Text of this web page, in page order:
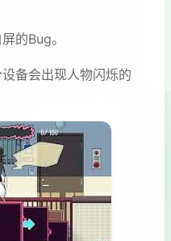
的Bug。
备会出现人物闪烁的